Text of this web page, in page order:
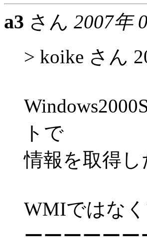
a3 さん 2007年
> koike さん
トで
情報を取得
WMIではな
ーーーーー